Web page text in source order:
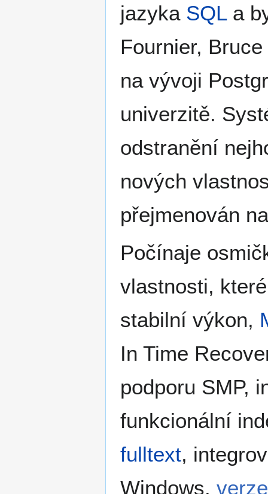
jazyka SQLa
Fournier,
na vývoji
univerzitě.
odstranění
nových
přejmenován
Počínaje
vlastnosti,
stabilní výkon,
In Time
podporu SMP,
funkcionální
fulltext,
Windows.